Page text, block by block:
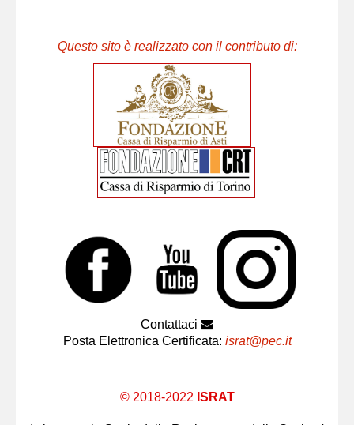
Questo sito è realizzato con il contributo di:
Contattaci
Posta Elettronica Certificata: israt@pec.it
© 2018-2022 ISRAT